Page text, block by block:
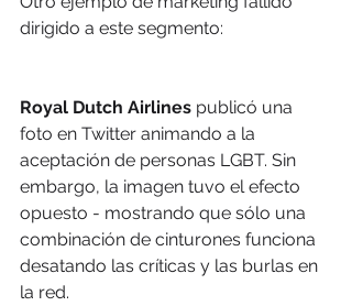
dirigido a este segmento:
Royal Dutch Airlines publicó una
foto en Twitter animando a la
aceptación de personas LGBT. Sin
embargo, la imagen tuvo el efecto
opuesto - mostrando que sólo una
combinación de cinturones funciona
desatando las críticas y las burlas en
la red.